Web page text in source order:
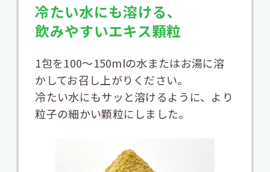
冷たい水にも溶ける、
飲みやすいエキス顆粒
1包を100〜150mlの水またはお湯に溶
かしてお召し上がりください。
冷たい水にもサッと溶けるように、より
粒子の細かい顆粒にしました。